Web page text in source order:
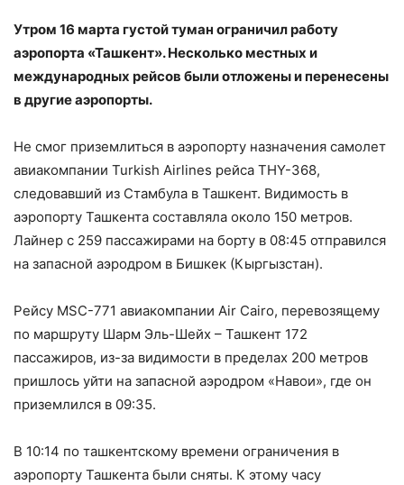
Утром 16 марта густой туман ограничил работу
аэропорта «Ташкент». Несколько местных и
международных рейсов были отложены и перенесены
в другие аэропорты.
Не смог приземлиться в аэропорту назначения самолет
авиакомпании Turkish Airlines рейса THY-368,
следовавший из Стамбула в Ташкент. Видимость в
аэропорту Ташкента составляла около 150 метров.
Лайнер с 259 пассажирами на борту в 08:45 отправился
на запасной аэродром в Бишкек (Кыргызстан).
Рейсу MSC-771 авиакомпании Air Cairo, перевозящему
по маршруту Шарм Эль-Шейх – Ташкент 172
пассажиров, из-за видимости в пределах 200 метров
пришлось уйти на запасной аэродром «Навои», где он
приземлился в 09:35.
В 10:14 по ташкентскому времени ограничения в
аэропорту Ташкента были сняты. К этому часу